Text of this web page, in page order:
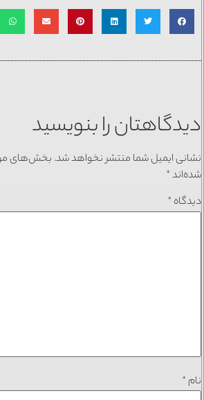
دیدگاهتان را بنویسید
نشانی ایمیل شما منتشر نخواهد شد. بخش‌های
شده‌اند*
دیدگاه *
نام *